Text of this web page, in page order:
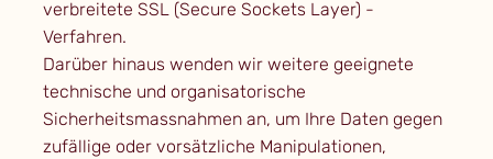
verbreitete SSL (Secure Sockets Layer) -
Verfahren.
Darüber hinaus wenden wir weitere geeignete
technische und organisatorische
Sicherheitsmassnahmen an, um Ihre Daten gegen
zufällige oder vorsätzliche Manipulationen,